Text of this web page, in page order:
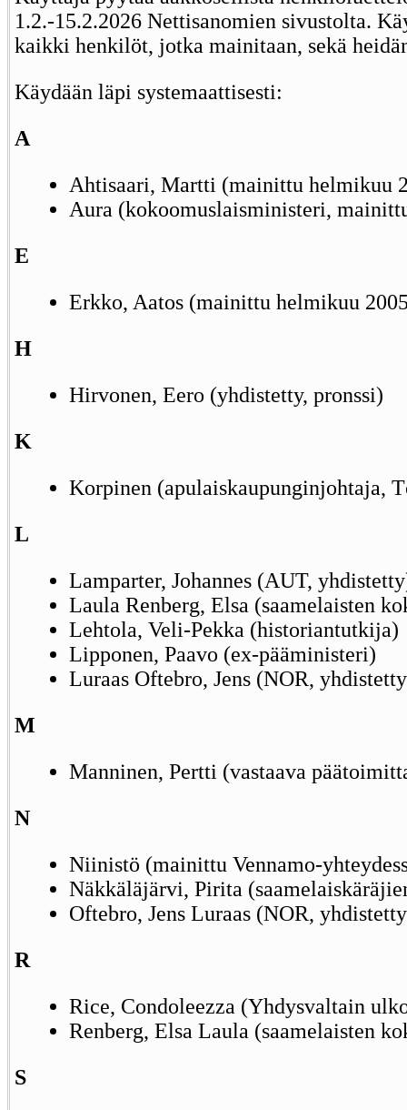
1.2.-15.2.2026 Nettisanomien sivustolta.
kaikki henkilöt, jotka mainitaan, sekä
Käydään läpi systemaattisesti:
A
Ahtisaari, Martti (mainittu helmikuu
Aura (kokoomuslaisministeri,
E
Erkko, Aatos (mainittu helmikuu
H
Hirvonen, Eero (yhdistetty, pronssi)
K
Korpinen (apulaiskaupunginjohtaja,
L
Lamparter, Johannes (AUT,
Laula Renberg, Elsa (saamelaisten
Lehtola, Veli-Pekka (historiantutkija)
Lipponen, Paavo (ex-pääministeri)
Luraas Oftebro, Jens (NOR,
M
Manninen, Pertti (vastaava
N
Niinistö (mainittu Vennamo-
Näkkäläjärvi, Pirita
Oftebro, Jens Luraas (NOR,
R
Rice, Condoleezza (Yhdysvaltain
Renberg, Elsa Laula (saamelaisten
S